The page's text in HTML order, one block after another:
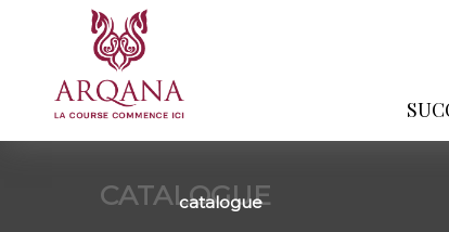
CATALOGUE
catalogue